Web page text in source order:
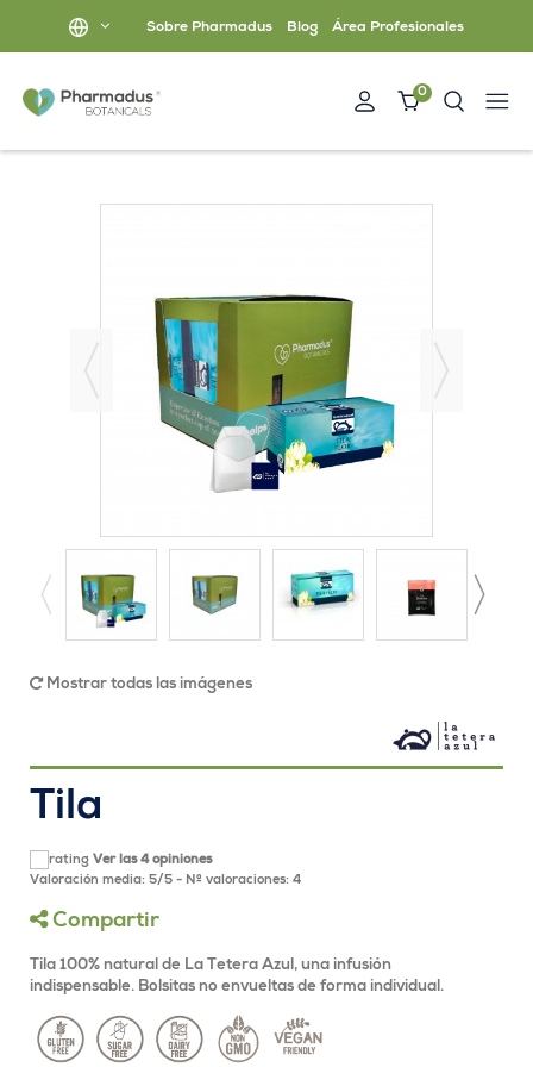
Sobre Pharmadus Blog Área Profesionales
0
Mostrar todas las imágenes
Tila
Ver las 4 opiniones
Valoración media: 5/5 - Nº valoraciones: 4
Compartir
Tila 100% natural de La Tetera Azul, una infusión
indispensable. Bolsitas no envueltas de forma individual.